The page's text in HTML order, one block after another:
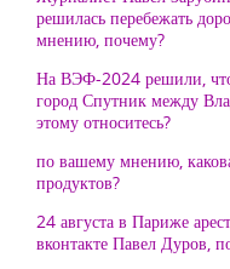
решилась перебежать
мнению, почему?
На ВЭФ-2024 решили,
город Спутник между
этому относитесь?
по вашему мнению,
продуктов?
24 августа в Париже
вконтакте Павел Дуров,